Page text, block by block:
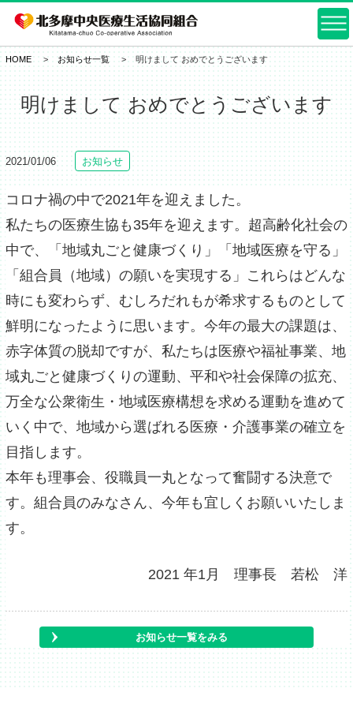
HOME お知らせ一覧 明けまして おめでとうございます
明けまして おめでとうございます
2021/01/06 お知らせ
コロナ禍の中で2021年を迎えました。
私たちの医療生協も35年を迎えます。超高齢化社会の
中で、「地域丸ごと健康づくり」「地域医療を守る」
「組合員（地域）の願いを実現する」これらはどんな
時にも変わらず、むしろだれもが希求するものとして
鮮明になったように思います。今年の最大の課題は、
赤字体質の脱却ですが、私たちは医療や福祉事業、地
域丸ごと健康づくりの運動、平和や社会保障の拡充、
万全な公衆衛生・地域医療構想を求める運動を進めて
いく中で、地域から選ばれる医療・介護事業の確立を
目指します。
本年も理事会、役職員一丸となって奮闘する決意で
す。組合員のみなさん、今年も宜しくお願いいたしま
す。
2021 年1月 理事長 若松 洋
お知らせ一覧をみる